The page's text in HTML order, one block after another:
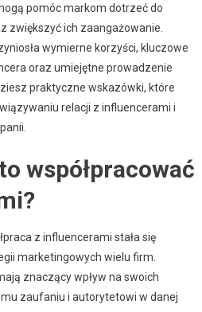
pomóc markom dotrzeć do
zwiększyć ich zaangażowanie.
wymierne korzyści, kluczowe
oraz umiejętne prowadzenie
praktyczne wskazówki, które
relacji z influencerami i
współpracować
z influencerami stała się
marketingowych wielu firm.
znaczący wpływ na swoich
zaufaniu i autorytetowi w danej